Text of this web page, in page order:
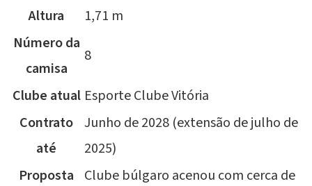
Altura
1,71 m
Número da
camisa
8
Clube atual Esporte Clube Vitória
Contrato
até
Junho de 2028 (extensão de julho de
2025)
Proposta
Clube búlgaro acenou com cerca de